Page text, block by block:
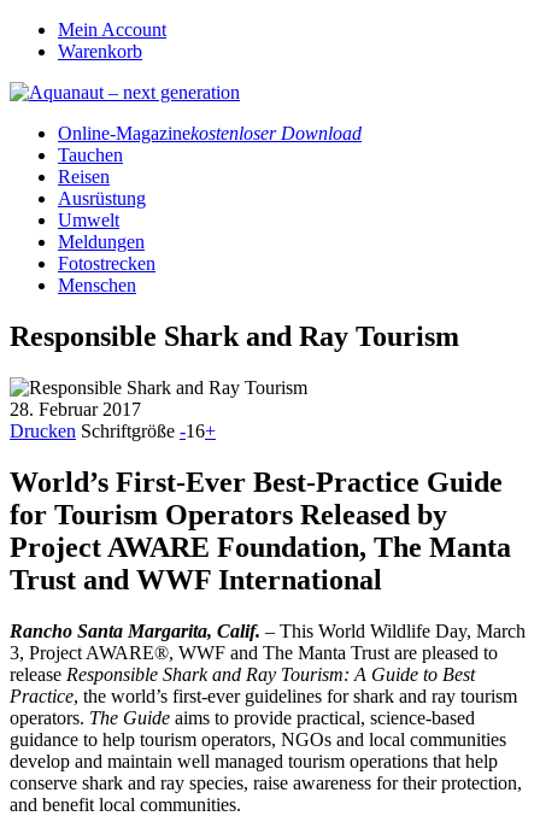
Mein Account
Warenkorb
Online-Magazinekostenloser Download
Tauchen
Reisen
Ausrüstung
Umwelt
Meldungen
Fotostrecken
Menschen
Responsible Shark and Ray Tourism
28. Februar 2017
Drucken Schriftgröße -16+
World’s First-Ever Best-Practice Guide
for Tourism Operators Released by
Project AWARE Foundation, The Manta
Trust and WWF International
Rancho Santa Margarita, Calif. – This World Wildlife Day, March
3, Project AWARE®, WWF and The Manta Trust are pleased to
release Responsible Shark and Ray Tourism: A Guide to Best
Practice, the world’s first-ever guidelines for shark and ray tourism
operators. The Guide aims to provide practical, science-based
guidance to help tourism operators, NGOs and local communities
develop and maintain well managed tourism operations that help
conserve shark and ray species, raise awareness for their protection,
and benefit local communities.